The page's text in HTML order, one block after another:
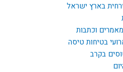
בארץ ישראל
וכתבות
בטיחות טיסה
בקרב